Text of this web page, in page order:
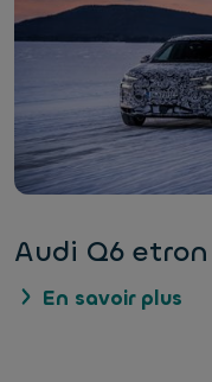
Audi Q6 etron
En savoir plus